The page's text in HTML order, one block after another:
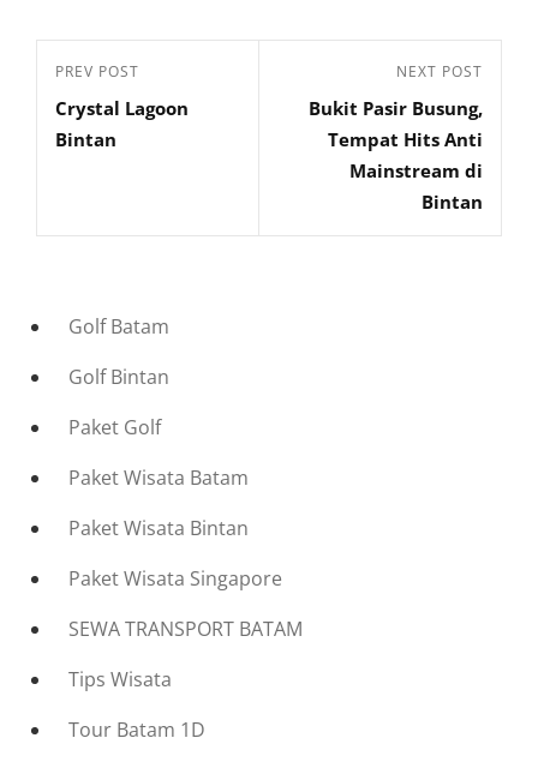
Navigasi
pos
Previous
Post
PREV POST
Crystal Lagoon
Bintan
Post
NEXT POST
Bukit Pasir Busung,
Tempat Hits Anti
Mainstream di
Bintan
Golf Batam
Golf Bintan
Paket Golf
Paket Wisata Batam
Paket Wisata Bintan
Paket Wisata Singapore
SEWA TRANSPORT BATAM
Tips Wisata
Tour Batam 1D